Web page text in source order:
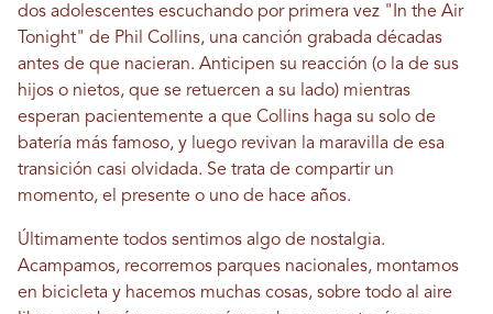
dos adolescentes escuchando por primera vez "In the Air
Tonight" de Phil Collins, una canción grabada décadas
antes de que nacieran. Anticipen su reacción (o la de sus
hijos o nietos, que se retuercen a su lado) mientras
esperan pacientemente a que Collins haga su solo de
batería más famoso, y luego revivan la maravilla de esa
transición casi olvidada. Se trata de compartir un
momento, el presente o uno de hace años.
Últimamente todos sentimos algo de nostalgia.
Acampamos, recorremos parques nacionales, montamos
en bicicleta y hacemos muchas cosas, sobre todo al aire